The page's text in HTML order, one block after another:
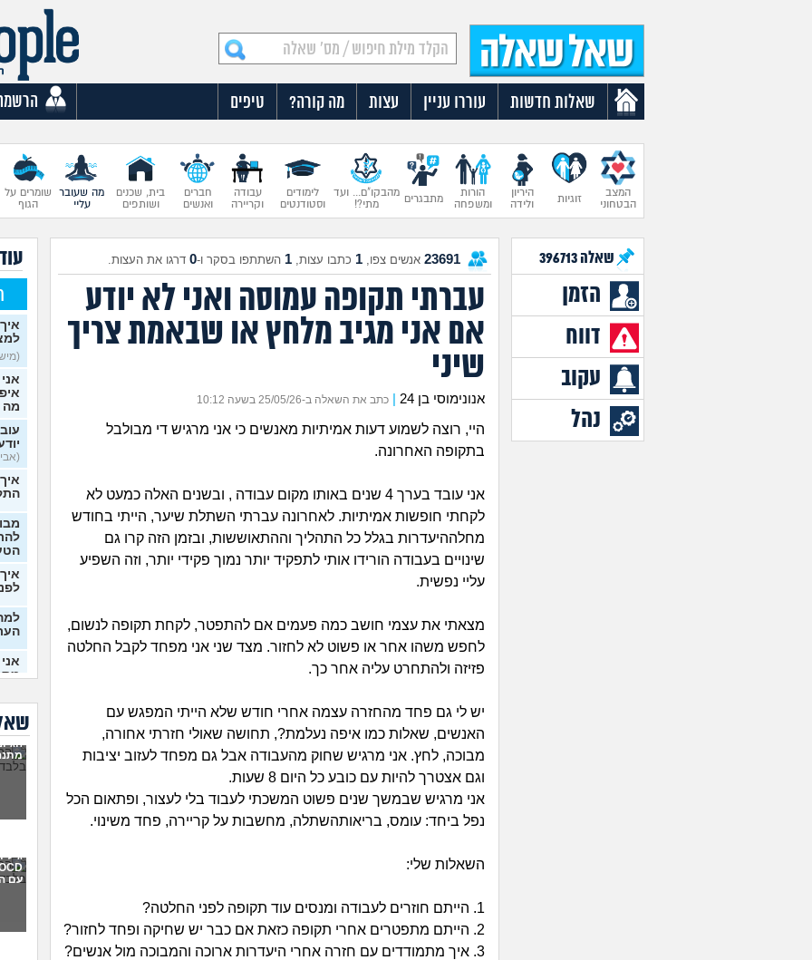
שאלות חדשות עוררו עניין עצות מה קורה? טיפים
המצב
הבטחוני
זוגיות
היריון
ולידה
הורות
ומשפחה
מתבגרים
מהבקו"ם... ועד
מתי?!
לימודים
וסטודנטים
עבודה
וקריירה
חברים
ואנשים
בית, שכנים
ושותפים
מה שעובר
עליי
שומרים על
הגוף
שאלה396713
הזמן
דווח
עקוב
נהל
23691 אנשים צפו, 1 כתבו עצות, 1 השתתפו בסקר ו-0 דרגו את העצות.
עברתי תקופה עמוסה ואני לא יודע
אם אני מגיב מלחץ או שבאמת צריך
שיני
אנונימוסי בן 24 כתב את השאלה ב-25/05/26 בשעה 10:12
היי, רוצה לשמוע דעות אמיתיות מאנשים כי אני מרגיש די מבולבל
בתקופה האחרונה.
אני עובד בערך 4 שנים באותו מקום עבודה , ובשנים האלה כמעט לא
לקחתי חופשות אמיתיות. לאחרונה עברתי השתלת שיער, הייתי בחודש
מחלההיעדרות בגלל כל התהליך וההתאוששות, ובזמן הזה קרו גם
שינויים בעבודה הורידו אותי לתפקיד יותר נמוך פקידי יותר, וזה השפיע
עליי נפשית.
מצאתי את עצמי חושב כמה פעמים אם להתפטר, לקחת תקופה לנשום,
לחפש משהו אחר או פשוט לא לחזור. מצד שני אני מפחד לקבל החלטה
פזיזה ולהתחרט עליה אחר כך.
יש לי גם פחד מהחזרה עצמה אחרי חודש שלא הייתי המפגש עם
האנשים, שאלות כמו איפה נעלמת?, תחושה שאולי חזרתי אחורה,
מבוכה, לחץ. אני מרגיש שחוק מהעבודה אבל גם מפחד לעזוב יציבות
וגם אצטרך להיות עם כובע כל היום 8 שעות.
אני מרגיש שבמשך שנים פשוט המשכתי לעבוד בלי לעצור, ופתאום הכל
נפל ביחד: עומס, בריאותהשתלה, מחשבות על קריירה, פחד משינוי.
השאלות שלי:
1. הייתם חוזרים לעבודה ומנסים עוד תקופה לפני החלטה?
2. הייתם מתפטרים אחרי תקופה כזאת אם כבר יש שחיקה ופחד לחזור?
3. איך מתמודדים עם חזרה אחרי היעדרות ארוכה והמבוכה מול אנשים?
מה
(אבי99, בן 22)
עם